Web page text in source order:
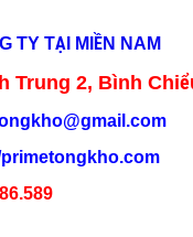
TY TẠI MIỀN NAM
Trung 2, Bình